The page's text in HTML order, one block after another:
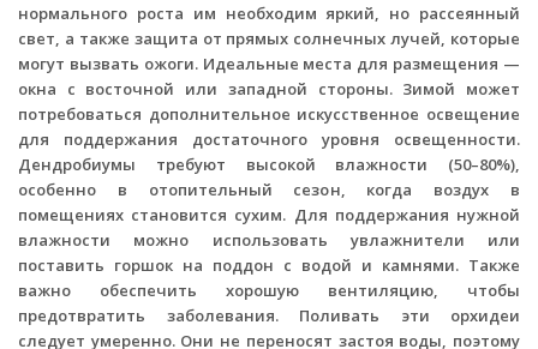
нормального роста им необходим яркий, но рассеянный
свет, а также защита от прямых солнечных лучей, которые
могут вызвать ожоги. Идеальные места для размещения —
окна с восточной или западной стороны. Зимой может
потребоваться дополнительное искусственное освещение
для поддержания достаточного уровня освещенности.
Дендробиумы требуют высокой влажности (50–80%),
особенно в отопительный сезон, когда воздух в
помещениях становится сухим. Для поддержания нужной
влажности можно использовать увлажнители или
поставить горшок на поддон с водой и камнями. Также
важно обеспечить хорошую вентиляцию, чтобы
предотвратить заболевания. Поливать эти орхидеи
следует умеренно. Они не переносят застоя воды, поэтому